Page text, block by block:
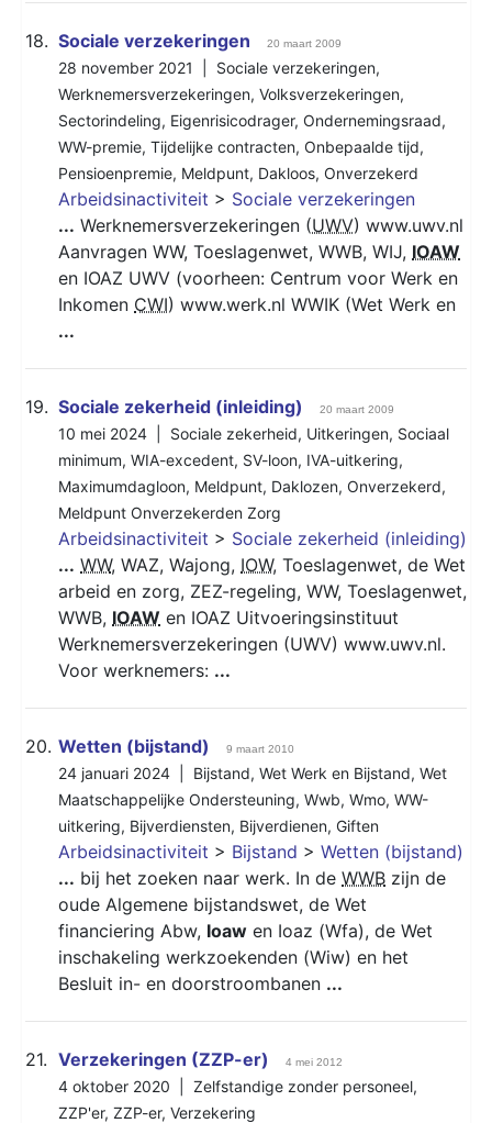
18. Sociale verzekeringen 20 maart 2009
28 november 2021 | Sociale verzekeringen,
Werknemersverzekeringen, Volksverzekeringen,
Sectorindeling, Eigenrisicodrager, Ondernemingsraad,
WW-premie, Tijdelijke contracten, Onbepaalde tijd,
Pensioenpremie, Meldpunt, Dakloos, Onverzekerd
Arbeidsinactiviteit > Sociale verzekeringen
... Werknemersverzekeringen (UWV) www.uwv.nl
Aanvragen WW, Toeslagenwet, WWB, WIJ, IOAW
en IOAZ UWV (voorheen: Centrum voor Werk en
Inkomen CWI) www.werk.nl WWIK (Wet Werk en
...
19. Sociale zekerheid (inleiding) 20 maart 2009
10 mei 2024 | Sociale zekerheid, Uitkeringen, Sociaal
minimum, WIA-excedent, SV-loon, IVA-uitkering,
Maximumdagloon, Meldpunt, Daklozen, Onverzekerd,
Meldpunt Onverzekerden Zorg
Arbeidsinactiviteit > Sociale zekerheid (inleiding)
... WW, WAZ, Wajong, IOW, Toeslagenwet, de Wet
arbeid en zorg, ZEZ-regeling, WW, Toeslagenwet,
WWB, IOAW en IOAZ Uitvoeringsinstituut
Werknemersverzekeringen (UWV) www.uwv.nl.
Voor werknemers: ...
20. Wetten (bijstand) 9 maart 2010
24 januari 2024 | Bijstand, Wet Werk en Bijstand, Wet
Maatschappelijke Ondersteuning, Wwb, Wmo, WW-
uitkering, Bijverdiensten, Bijverdienen, Giften
Arbeidsinactiviteit > Bijstand > Wetten (bijstand)
... bij het zoeken naar werk. In de WWB zijn de
oude Algemene bijstandswet, de Wet
financiering Abw, Ioaw en Ioaz (Wfa), de Wet
inschakeling werkzoekenden (Wiw) en het
Besluit in- en doorstroombanen ...
21. Verzekeringen (ZZP-er) 4 mei 2012
4 oktober 2020 | Zelfstandige zonder personeel,
ZZP'er, ZZP-er, Verzekering